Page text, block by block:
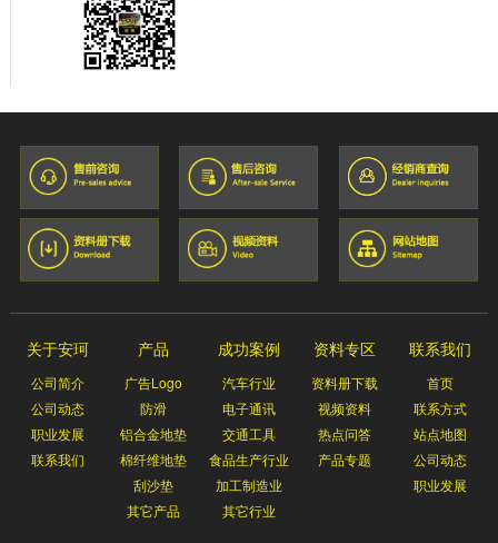
关于安珂
公司简介
公司动态
职业发展
联系我们
产品
广告Logo
防滑
铝合金地垫
棉纤维地垫
刮沙垫
其它产品
成功案例
汽车行业
电子通讯
交通工具
食品生产行业
加工制造业
其它行业
资料专区
资料册下载
视频资料
热点问答
产品专题
联系我们
首页
联系方式
站点地图
公司动态
职业发展